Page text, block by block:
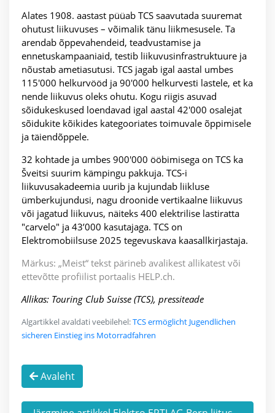
Alates 1908. aastast püüab TCS saavutada suuremat
ohutust liikuvuses – võimalik tänu liikmesusele. Ta
arendab õppevahendeid, teadvustamise ja
ennetuskampaaniaid, testib liikuvusinfrastruktuure ja
nõustab ametiasutusi. TCS jagab igal aastal umbes
115'000 helkurvööd ja 90'000 helkurvesti lastele, et ka
nende liikuvus oleks ohutu. Kogu riigis asuvad
sõidukeskused loendavad igal aastal 42'000 osalejat
sõidukite kõikides kategooriates toimuvale õppimisele
ja täiendõppele.
32 kohtade ja umbes 900'000 ööbimisega on TCS ka
Šveitsi suurim kämpingu pakkuja. TCS-i
liikuvusakadeemia uurib ja kujundab liikluse
ümberkujundusi, nagu droonide vertikaalne liikuvus
või jagatud liikuvus, näiteks 400 elektrilise lastiratta
"carvelo" ja 43’000 kasutajaga. TCS on
Elektromobiilsuse 2025 tegevuskava kaasallkirjastaja.
Märkus: „Meist“ tekst pärineb avalikest allikatest või
ettevõtte profiilist portaalis HELP.ch.
Allikas: Touring Club Suisse (TCS), pressiteade
Algartikkel avaldati veebilehel:TCS ermöglicht Jugendlichen
sicheren Einstieg ins Motorradfahren
Avaleht